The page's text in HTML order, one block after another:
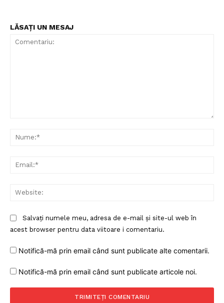
FREEDOM HOUSE ROMÂNIA
LĂSAȚI UN MESAJ
Salvați numele meu, adresa de e-mail și site-ul web în
acest browser pentru data viitoare i comentariu.
Notifică-mă prin email când sunt publicate alte comentarii.
Notifică-mă prin email când sunt publicate articole noi.